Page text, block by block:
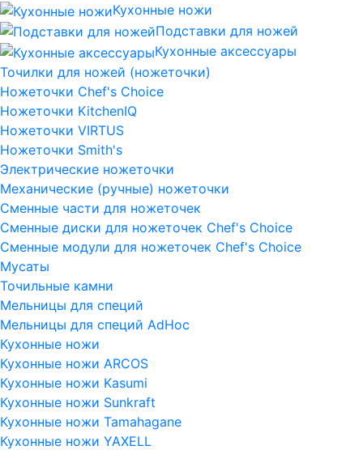
Кухонные ножи
Подставки для ножей
Кухонные аксессуары
Точилки для ножей (ножеточки)
Ножеточки Chef's Choice
Ножеточки KitchenIQ
Ножеточки VIRTUS
Ножеточки Smith's
Электрические ножеточки
Механические (ручные) ножеточки
Сменные части для ножеточек
Сменные диски для ножеточек Chef's Choice
Сменные модули для ножеточек Chef's Choice
Мусаты
Точильные камни
Мельницы для специй
Мельницы для специй AdHoc
Кухонные ножи
Кухонные ножи ARCOS
Кухонные ножи Kasumi
Кухонные ножи Sunkraft
Кухонные ножи Tamahagane
Кухонные ножи YAXELL